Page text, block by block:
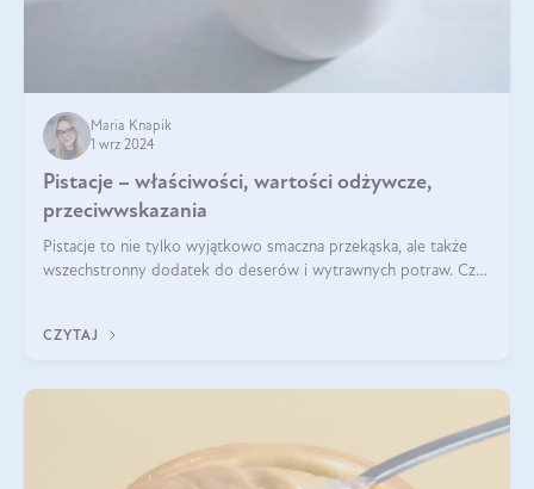
Maria Knapik
1 wrz 2024
Pistacje – właściwości, wartości odżywcze,
przeciwwskazania
Pistacje to nie tylko wyjątkowo smaczna przekąska, ale także
wszechstronny dodatek do deserów i wytrawnych potraw. Czy
CZYTAJ